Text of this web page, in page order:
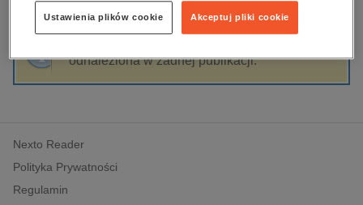
dzienniki
edukacja
hobby, sport, rozrywka
komputery, internet, technologie, informatyka
polityka, społeczno-informacyjne
psychologiczne
inne
odnaleziona w żadnej publikacji.
Nexto Reader
Polityka Prywatności
Regulamin
Akceptuj pliki cookie
Ustawienia plików cookie